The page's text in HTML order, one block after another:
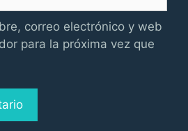
correo electrónico y web
para la próxima vez que